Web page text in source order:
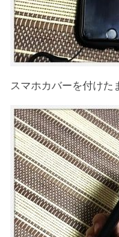
スマホカバーを付けた